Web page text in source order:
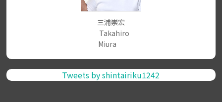
三浦崇宏
Takahiro
Miura
Tweets by shintairiku1242